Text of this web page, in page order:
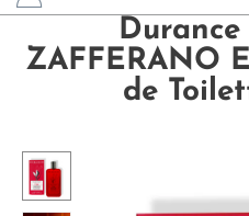
Durance
ZAFFERANO
de